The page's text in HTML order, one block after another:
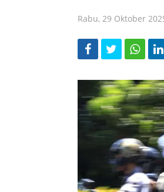
Rabu, 29 Oktober